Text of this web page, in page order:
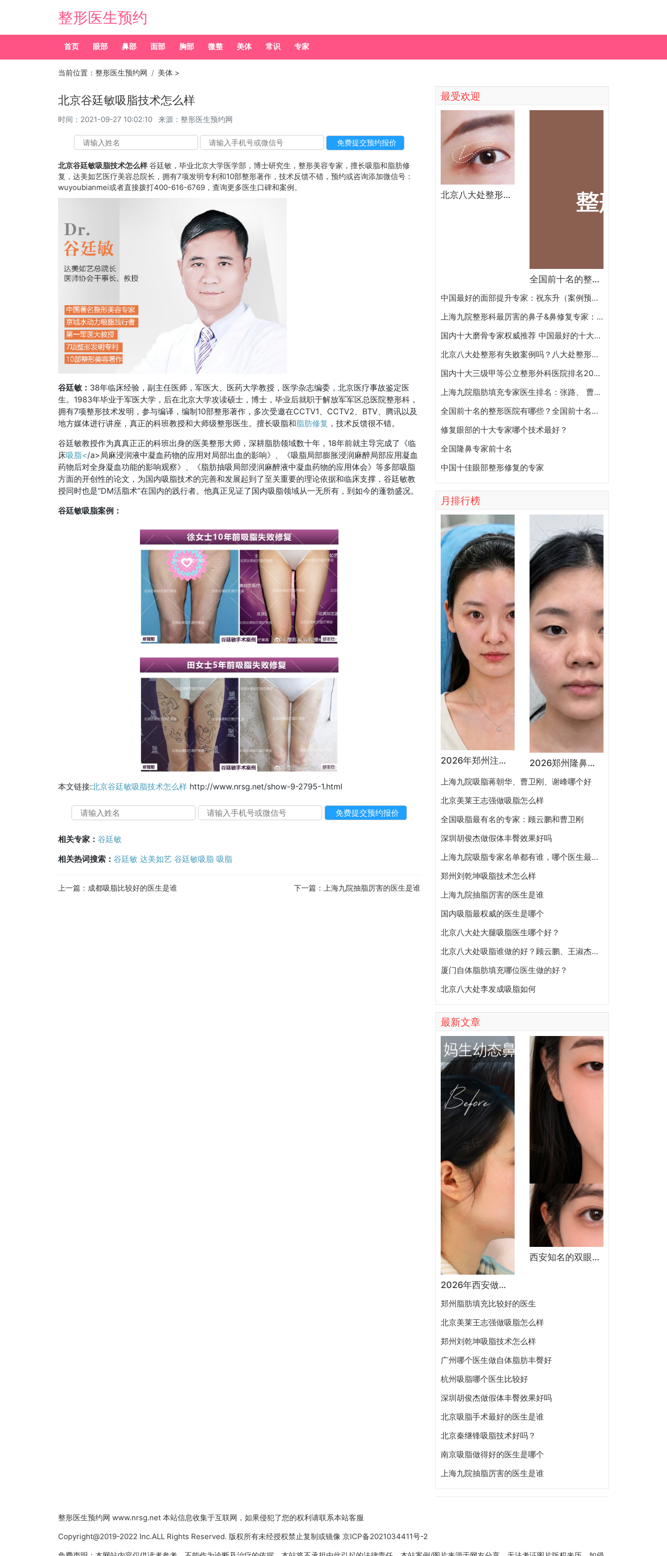
整形医生预约
首页 眼部 鼻部 面部 胸部 微整 美体 常识 专家
当前位置： 整形医生预约网 美体 >
北京谷廷敏吸脂技术怎么样
时间： 2021-09-27 10:02:10 来源：整形医生预约网
北京谷廷敏吸脂技术怎么样 谷廷敏，毕业北京大学医学部，博士研究生，整形美容专家，擅长吸脂和脂肪修
复，达美如艺医疗美容总院长，拥有7项发明专利和10部整形著作，技术反馈不错，预约或咨询添加微信号：
wuyoubianmei或者直接拨打400-616-6769，查询更多医生口碑和案例。
谷廷敏： 38年临床经验，副主任医师，军医大、医药大学教授，医学杂志编委，北京医疗事故鉴定医
生。1983年毕业于军医大学，后在北京大学攻读硕士，博士，毕业后就职于解放军军区总医院整形科，
拥有7项整形技术发明，参与编译，编制10部整形著作，多次受邀在CCTV1、CCTV2、BTV、腾讯以及
地方媒体进行讲座，真正的科班教授和大师级整形医生。擅长吸脂和脂肪修复 ，技术反馈很不错。
谷廷敏教授作为真真正正的科班出身的医美整形大师，深耕脂肪领域数十年，18年前就主导完成了《临
床吸脂</a>局麻浸润液中凝血药物的应用对局部出血的影响》、《吸脂局部膨胀浸润麻醉局部应用凝血
药物后对全身凝血功能的影响观察》、《脂肪抽吸局部浸润麻醉液中凝血药物的应用体会》等多部吸脂
方面的开创性的论文，为国内吸脂技术的完善和发展起到了至关重要的理论依据和临床支撑，谷廷敏教
授同时也是“DM活脂术”在国内的践行者。他真正见证了国内吸脂领域从一无所有，到如今的蓬勃盛况。
谷廷敏吸脂案例：
本文链接:北京谷廷敏吸脂技术怎么样 http://www.nrsg.net/show-9-2795-1.html
相关专家： 谷廷敏
相关热词搜索： 谷廷敏 达美如艺 谷廷敏吸脂 吸脂
上一篇： 成都吸脂比较好的医生是谁 下一篇： 上海九院抽脂厉害的医生是谁
最受欢迎
北京八大处整形医院双眼皮做得最好的医生和价格大全
全国前十名的整形医院（私立篇）全国前十名的私立整形医院排名大全
中国最好的面部提升专家：祝东升（案例预约）五层面部提升怎么样？
上海九院整形科最厉害的鼻子&鼻修复专家：李圣利（简介、案例、预约）
国内十大磨骨专家权威推荐 中国最好的十大磨骨专家排名
北京八大处整形有失败案例吗？八大处整形失败后悔怎么办？怎么投诉？
国内十大三级甲等公立整形外科医院排名2020年
上海九院脂肪填充专家医生排名：张路、 曹卫刚、余力（简介、案例、预约）
全国前十名的整形医院有哪些？全国前十名的公立三甲整形医院排名大全
修复眼部的十大专家哪个技术最好？
全国隆鼻专家前十名
中国十佳眼部整形修复的专家
月排行榜
2026年郑州注射抗衰医生预约排行榜：徐建平、张歌、赵永华、张婉霞、王妍芝、唐喜、李娟、朱怡梦哪个好？ 2026郑州隆鼻专家有哪些？胡志成、周蔚、张海洋、王启立、张鹏、李冰谁做鼻子更好？
上海九院吸脂蒋朝华、曹卫刚、谢峰哪个好
北京美莱王志强做吸脂怎么样
全国吸脂最有名的专家：顾云鹏和曹卫刚
深圳胡俊杰做假体丰臀效果好吗
上海九院吸脂专家名单都有谁，哪个医生最好？
郑州刘乾坤吸脂技术怎么样
上海九院抽脂厉害的医生是谁
国内吸脂最权威的医生是哪个
北京八大处大腿吸脂医生哪个好？
北京八大处吸脂谁做的好？顾云鹏、王淑杰、郭鑫
厦门自体脂肪填充哪位医生做的好？
北京八大处李发成吸脂如何
最新文章
2026年西安做鼻子专家预约排行榜TOP5：曾熬、霍玉旺、房志强、蒋立、刘宝军哪个更好？
西安知名的双眼皮医生都有谁？宋蔚、张沙沙、韩钰博、王璇、张文军谁做双眼皮更好？
郑州脂肪填充比较好的医生
北京美莱王志强做吸脂怎么样
郑州刘乾坤吸脂技术怎么样
广州哪个医生做自体脂肪丰臀好
杭州吸脂哪个医生比较好
深圳胡俊杰做假体丰臀效果好吗
北京吸脂手术最好的医生是谁
北京秦继锋吸脂技术好吗？
南京吸脂做得好的医生是哪个
上海九院抽脂厉害的医生是谁
整形医生预约网 www.nrsg.net 本站信息收集于互联网，如果侵犯了您的权利请联系本站客服
Copyright@2019-2022 Inc.ALL Rights Reserved. 版权所有未经授权禁止复制或镜像 京ICP备2021034411号-2